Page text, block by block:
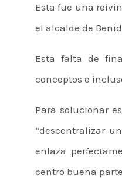
Esta fue una
el alcalde de
Esta falta de
conceptos e
Para solucionar
“descentralizar
enlaza
centro buena